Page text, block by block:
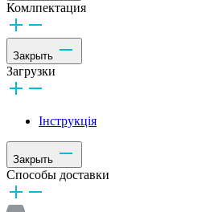
Комлпектация
Закрыть
Загрузки
Інструкція
Закрыть
Способы доставки